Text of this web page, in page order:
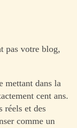
pas votre blog,
mettant dans la
cent ans.
réels et des
comme un